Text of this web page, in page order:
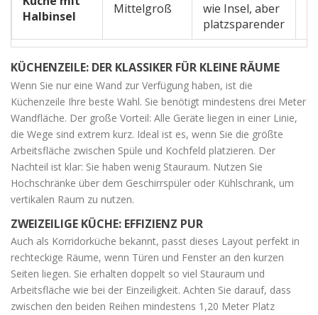
Halbinsel
Mittelgroß
wie Insel, aber
platzsparender
KÜCHENZEILE: DER KLASSIKER FÜR KLEINE RÄUME
Wenn Sie nur eine Wand zur Verfügung haben, ist die
Küchenzeile Ihre beste Wahl. Sie benötigt mindestens drei Meter
Wandfläche. Der große Vorteil: Alle Geräte liegen in einer Linie,
die Wege sind extrem kurz. Ideal ist es, wenn Sie die größte
Arbeitsfläche zwischen Spüle und Kochfeld platzieren. Der
Nachteil ist klar: Sie haben wenig Stauraum. Nutzen Sie
Hochschränke über dem Geschirrspüler oder Kühlschrank, um
vertikalen Raum zu nutzen.
ZWEIZEILIGE KÜCHE: EFFIZIENZ PUR
Auch als Korridorküche bekannt, passt dieses Layout perfekt in
rechteckige Räume, wenn Türen und Fenster an den kurzen
Seiten liegen. Sie erhalten doppelt so viel Stauraum und
Arbeitsfläche wie bei der Einzeiligkeit. Achten Sie darauf, dass
zwischen den beiden Reihen mindestens 1,20 Meter Platz